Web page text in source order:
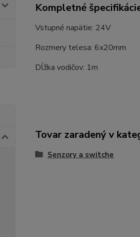
Kompletné
Vstupné napätie: 24V
Rozmery telesa: 6x20mm
Dĺžka vodičov: 1m
Tovar zaradený v
Senzory a switche